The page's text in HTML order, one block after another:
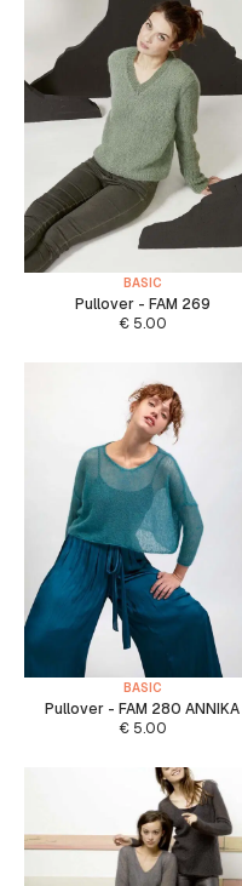
BASIC
Pullover - FAM 269
€5.00
BASIC
Pullover - FAM 280 ANNIKA
€5.00